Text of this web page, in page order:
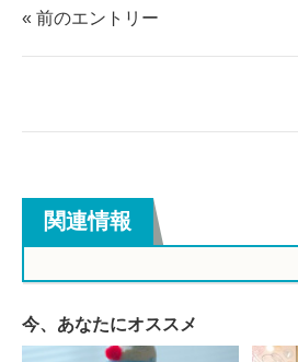
« 前のエントリー
関連情報
今、あなたにオススメ